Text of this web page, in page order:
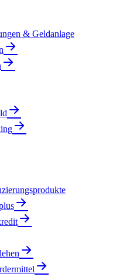
& Geldanlage